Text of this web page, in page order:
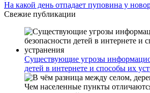
На какой день отпадает пуповина у
Свежие публикации
Существующие угрозы
детей в интернете и способы их